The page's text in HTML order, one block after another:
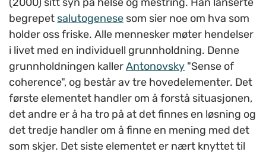
begrepet salutogenese som sier noe om hva som
holder oss friske. Alle mennesker møter hendelser
i livet med en individuell grunnholdning. Denne
grunnholdningen kallerAntonovsky "Sense of
coherence", og består av tre hovedelementer. Det
første elementet handler om å forstå situasjonen,
det andre er å ha tro på at det finnes en løsning og
det tredje handler om å finne en mening med det
som skjer. Det siste elementet er nært knyttet til